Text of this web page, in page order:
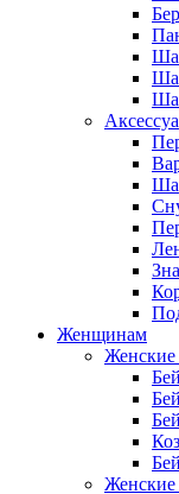
Женщинам
Женские
Женские